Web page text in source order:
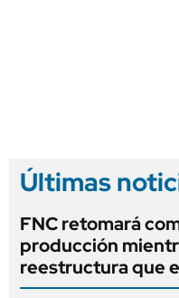
Últimas
FNC retomará
producción
reestructura que